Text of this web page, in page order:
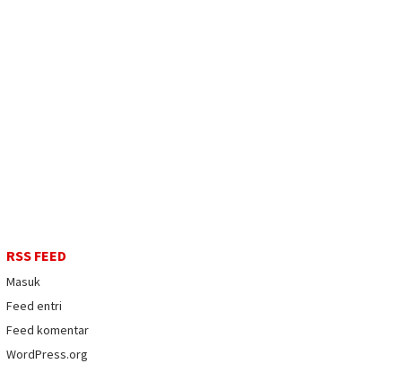
RSS FEED
Masuk
Feed entri
Feed komentar
WordPress.org